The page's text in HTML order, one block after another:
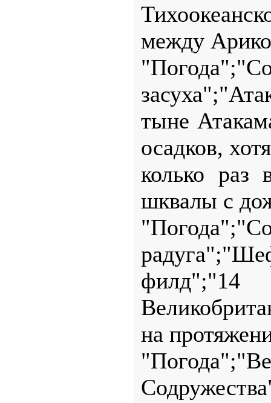
между
тыне
осадков,
колько раз
шквалы с
на